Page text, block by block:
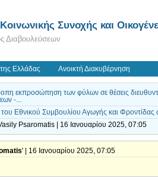
Συνοχής και
Διαβουλεύσεων
Ελλάδας Ανοικτή Διακυβέρνηση
εκπροσώπηση των φύλων σε θέσεις
-...
Εθνικού Συμβουλίου Αγωγής και
Psaromatis | 16 Ιανουαρίου 2025, 07:05
' | 16 Ιανουαρίου 2025, 07:05